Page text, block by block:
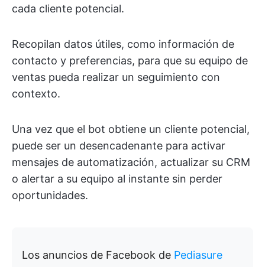
cada cliente potencial.
Recopilan datos útiles, como información de
contacto y preferencias, para que su equipo de
ventas pueda realizar un seguimiento con
contexto.
Una vez que el bot obtiene un cliente potencial,
puede ser un desencadenante para activar
mensajes de automatización, actualizar su CRM
o alertar a su equipo al instante sin perder
oportunidades.
Los anuncios de Facebook de Pediasure